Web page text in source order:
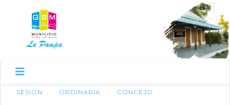
SESION ORDINARIA CONCEJO